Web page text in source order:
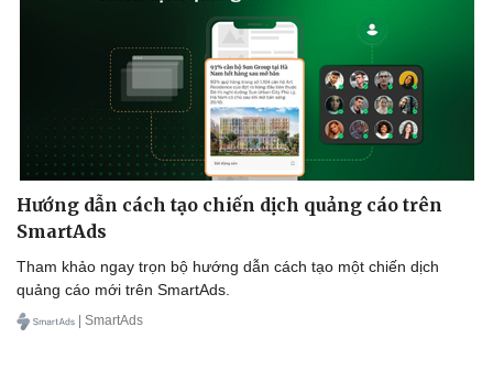
Hướng dẫn cách tạo chiến dịch quảng cáo trên
SmartAds
Tham khảo ngay trọn bộ hướng dẫn cách tạo một chiến dịch
quảng cáo mới trên SmartAds.
| SmartAds